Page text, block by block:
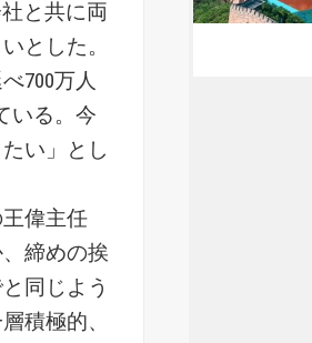
と共に両
とした。
700万人
いる。今
い」とし
偉主任
締めの挨
同じよう
積極的、